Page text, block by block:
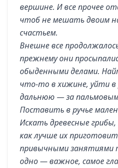
вершине. И все прочее
чтоб не мешать двоим
счастьем.
Внешне все
прежнему они
обыденными делами.
что-то в хижине, уйти в
дальнюю — за
Поставить в ручье
Искать древесные
как лучше их
привычными занятиями
одно — важное, самое